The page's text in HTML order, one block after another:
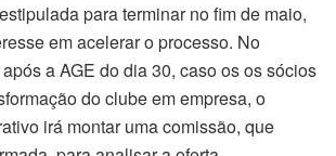
para terminar no fim de maio,
em acelerar o processo. No
a AGE do dia 30, caso os os sócios
do clube em empresa, o
irá montar uma comissão, que